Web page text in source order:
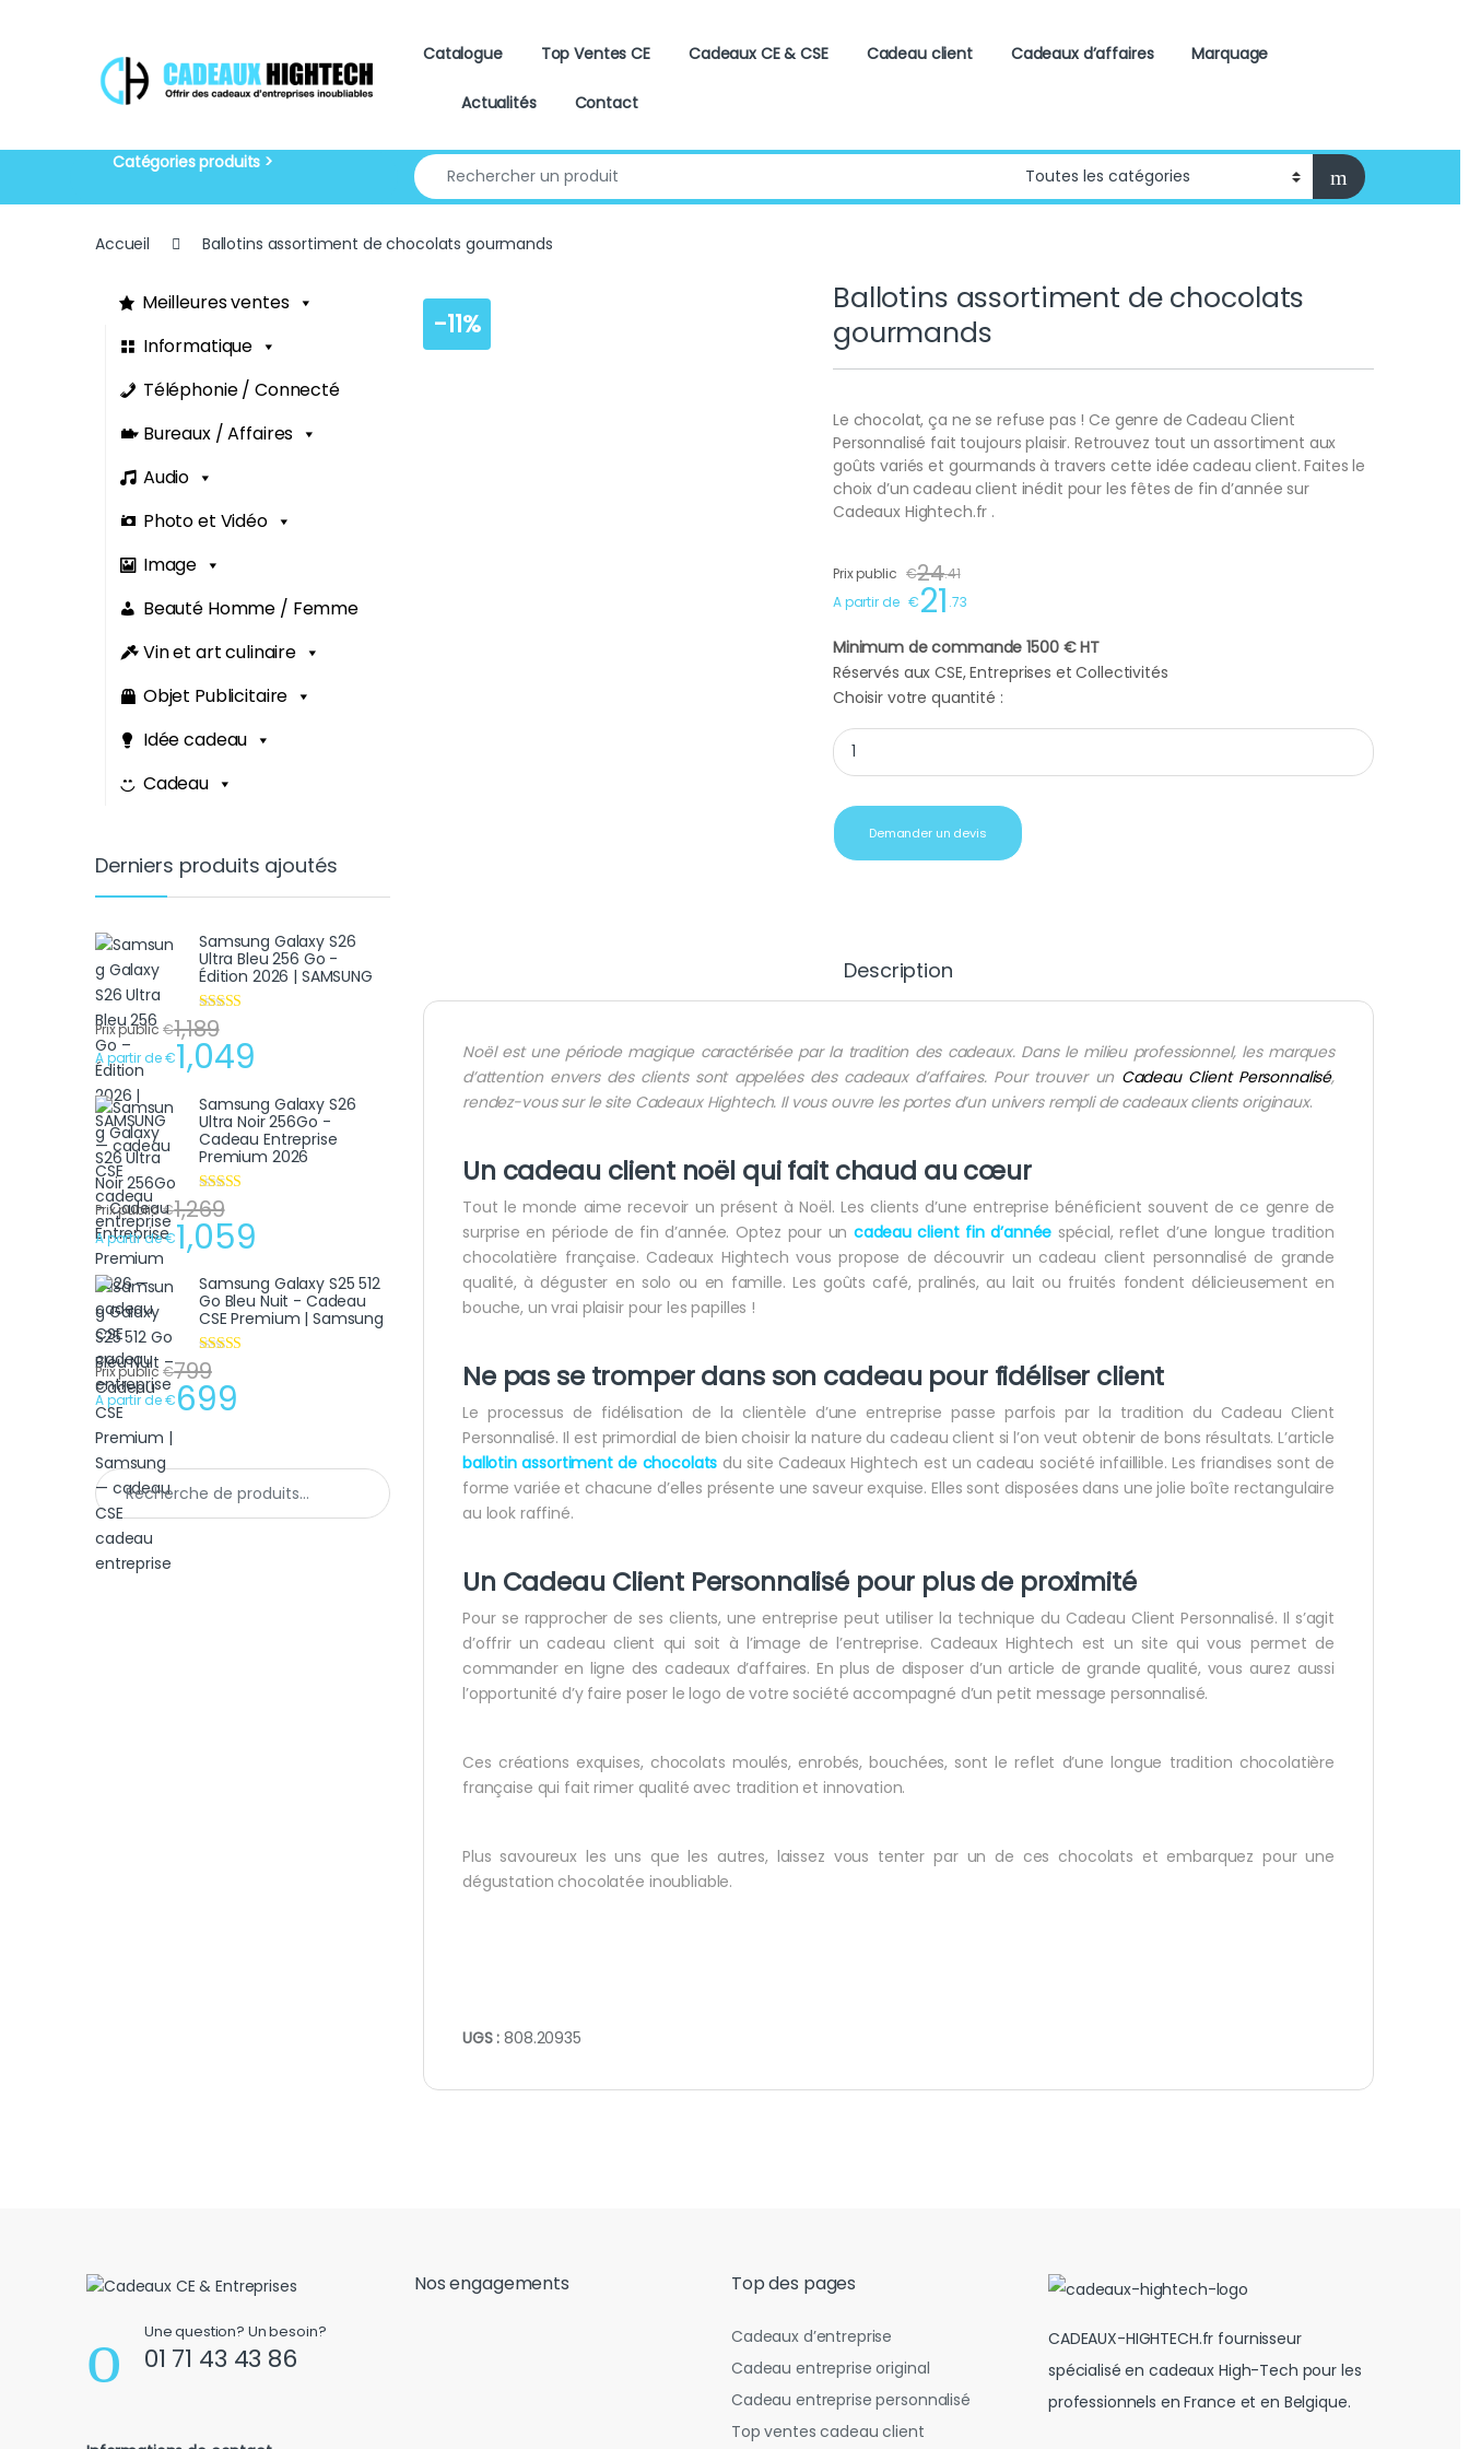
Catalogue
Top Ventes CE Cadeaux CE & CSE Cadeau client Cadeaux d’affaires Marquage
Actualités Contact
Search for:
Accueil Ballotins assortiment de chocolats gourmands
-11%
Ballotins assortiment de chocolats
gourmands
Le chocolat, ça ne se refuse pas ! Ce genre de Cadeau Client
Personnalisé fait toujours plaisir. Retrouvez tout un assortiment aux
goûts variés et gourmands à travers cette idée cadeau client. Faites le
choix d’un cadeau client inédit pour les fêtes de fin d’année sur
Cadeaux Hightech.fr .
Prix public €24.41
A partir de €21 .73
Minimum de commande 1500 € HT
Réservés aux CSE, Entreprises et Collectivités
Choisir votre quantité :
Ballotins assortiment de chocolats gourmands quantity
Demander un devis
Description
Noël est une période magique caractérisée par la tradition des cadeaux. Dans le milieu professionnel, les marques
d’attention envers des clients sont appelées des cadeaux d’affaires. Pour trouver un Cadeau Client Personnalisé,
rendez-vous sur le site Cadeaux Hightech. Il vous ouvre les portes d’un univers rempli de cadeaux clients originaux.
Un cadeau client noël qui fait chaud au cœur
Tout le monde aime recevoir un présent à Noël. Les clients d’une entreprise bénéficient souvent de ce genre de
surprise en période de fin d’année. Optez pour un cadeau client fin d’année spécial, reflet d’une longue tradition
chocolatière française. Cadeaux Hightech vous propose de découvrir un cadeau client personnalisé de grande
qualité, à déguster en solo ou en famille. Les goûts café, pralinés, au lait ou fruités fondent délicieusement en
bouche, un vrai plaisir pour les papilles !
Ne pas se tromper dans son cadeau pour fidéliser client
Le processus de fidélisation de la clientèle d’une entreprise passe parfois par la tradition du Cadeau Client
Personnalisé. Il est primordial de bien choisir la nature du cadeau client si l’on veut obtenir de bons résultats. L’article
ballotin assortiment de chocolats du site Cadeaux Hightech est un cadeau société infaillible. Les friandises sont de
forme variée et chacune d’elles présente une saveur exquise. Elles sont disposées dans une jolie boîte rectangulaire
au look raffiné.
Un Cadeau Client Personnalisé pour plus de proximité
Pour se rapprocher de ses clients, une entreprise peut utiliser la technique du Cadeau Client Personnalisé. Il s’agit
d’offrir un cadeau client qui soit à l’image de l’entreprise. Cadeaux Hightech est un site qui vous permet de
commander en ligne des cadeaux d’affaires. En plus de disposer d’un article de grande qualité, vous aurez aussi
l’opportunité d’y faire poser le logo de votre société accompagné d’un petit message personnalisé.
Ces créations exquises, chocolats moulés, enrobés, bouchées, sont le reflet d’une longue tradition chocolatière
française qui fait rimer qualité avec tradition et innovation.
Plus savoureux les uns que les autres, laissez vous tenter par un de ces chocolats et embarquez pour une
dégustation chocolatée inoubliable.
UGS :808.20935
Meilleures ventes
Informatique
Téléphonie / Connecté
Bureaux / Affaires
Audio
Photo et Vidéo
Image
Beauté Homme / Femme
Vin et art culinaire
Objet Publicitaire
Idée cadeau
Cadeau
Derniers produits ajoutés
Samsung Galaxy S26
Ultra Bleu 256 Go -
Édition 2026 | SAMSUNG
Note
sur 5
Prix public €1,189
A partir de €1,049
Samsung Galaxy S26
Ultra Noir 256Go -
Cadeau Entreprise
Premium 2026
Note
sur 5
Prix public €1,269
A partir de €1,059
Samsung Galaxy S25 512
Go Bleu Nuit - Cadeau
CSE Premium | Samsung
Note
sur 5
Prix public €799
A partir de €699
Recherche pour :
Une question? Un besoin?
01 71 43 43 86
Nos engagements Top des pages
Cadeaux d’entreprise
Cadeau entreprise original
Cadeau entreprise personnalisé
Top ventes cadeau client
CADEAUX-HIGHTECH.fr fournisseur
spécialisé en cadeaux High-Tech pour les
professionnels en France et en Belgique.